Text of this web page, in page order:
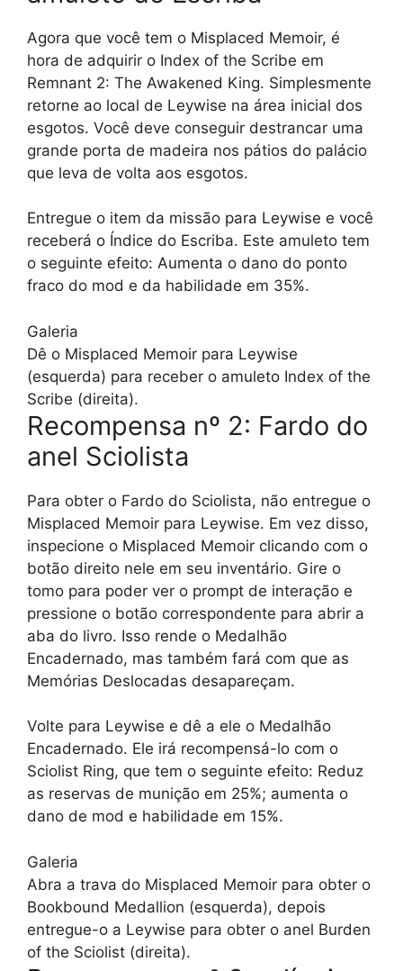
Agora que você tem o Misplaced Memoir, é
hora de adquirir o Index of the Scribe em
Remnant 2: The Awakened King. Simplesmente
retorne ao local de Leywise na área inicial dos
esgotos. Você deve conseguir destrancar uma
grande porta de madeira nos pátios do palácio
que leva de volta aos esgotos.
Entregue o item da missão para Leywise e você
receberá o Índice do Escriba. Este amuleto tem
o seguinte efeito: Aumenta o dano do ponto
fraco do mod e da habilidade em 35%.
Galeria
Dê o Misplaced Memoir para Leywise
(esquerda) para receber o amuleto Index of the
Scribe (direita).
Recompensa nº 2: Fardo do
anel Sciolista
Para obter o Fardo do Sciolista, não entregue o
Misplaced Memoir para Leywise. Em vez disso,
inspecione o Misplaced Memoir clicando com o
botão direito nele em seu inventário. Gire o
tomo para poder ver o prompt de interação e
pressione o botão correspondente para abrir a
aba do livro. Isso rende o Medalhão
Encadernado, mas também fará com que as
Memórias Deslocadas desapareçam.
Volte para Leywise e dê a ele o Medalhão
Encadernado. Ele irá recompensá-lo com o
Sciolist Ring, que tem o seguinte efeito: Reduz
as reservas de munição em 25%; aumenta o
dano de mod e habilidade em 15%.
Galeria
Abra a trava do Misplaced Memoir para obter o
Bookbound Medallion (esquerda), depois
entregue-o a Leywise para obter o anel Burden
of the Sciolist (direita).